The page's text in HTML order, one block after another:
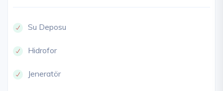
Su Deposu
Hidrofor
Jeneratör